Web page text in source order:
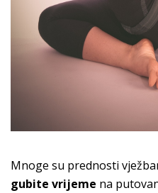
Mnoge su prednosti
gubite vrijeme na